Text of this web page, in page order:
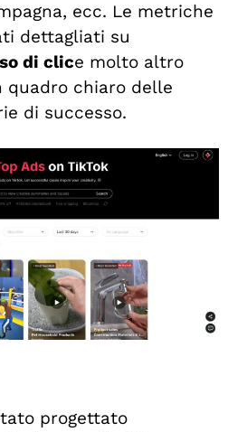
ecc. Le metriche
dettagliati su
di clice molto altro
quadro chiaro delle
di successo.
progettato